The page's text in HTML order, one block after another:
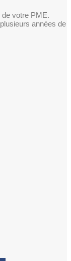
votre PME.
années de